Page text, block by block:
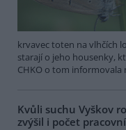
krvavec toten na vlhčích
starají o jeho housenky,
CHKO o tom informovala
Kvůli suchu Vyškov
zvýšil i počet